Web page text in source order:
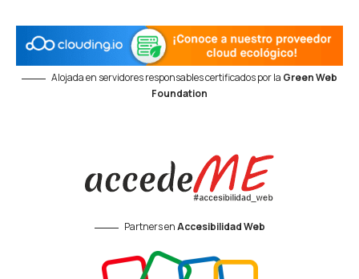
Alojada en servidores responsables certificados por la Green Web
Foundation
Partners enAccesibilidad Web